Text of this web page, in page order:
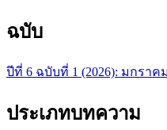
ฉบับ
ปีที่ 6 ฉบับที่ 1 (2026): มกราค
ประเภทบทความ